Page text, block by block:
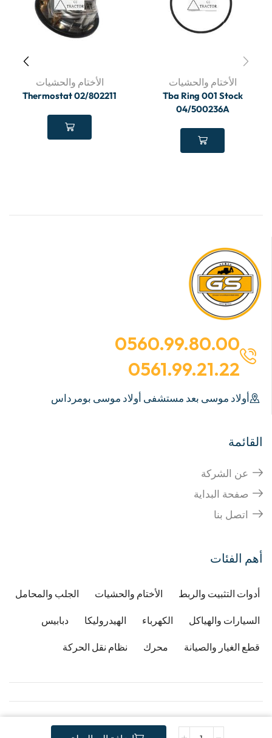
الأختام والحشيات
Tba Ring 001 Stock
04/500236A
الأختام والحشيات
Thermostat 02/802211
0560.99.80.00
0561.99.21.22
أولاد موسى بعد مستشفى أولاد موسى بومرداس
القائمة
عن الشركة
صفحة البداية
اتصل بنا
أهم الفئات
أدوات التثبيت والربط الأختام والحشيات الجلب والمحامل
السيارات والهياكل الكهرباء الهيدروليكا دبابيس
قطع الغيار والصيانة محرك نظام نقل الحركة
Copyright © 2026Developped by Djafri idir